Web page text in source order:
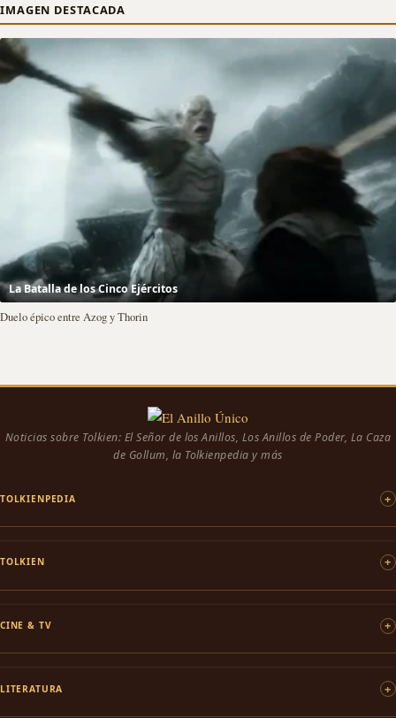
IMAGEN DESTACADA
La Batalla de los Cinco Ejércitos
Duelo épico entre Azog y Thorin
Noticias sobre Tolkien: El Señor de los Anillos, Los Anillos de Poder, La Caza
de Gollum, la Tolkienpedia y más
TOLKIENPEDIA
TOLKIEN
CINE & TV
LITERATURA